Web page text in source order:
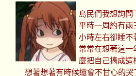
島民們我想詢問
平時一周約有兩
小時左右卻睡不
常常在想著這一
麼把自己搞成這
想著想著有時候還會不甘心的哭